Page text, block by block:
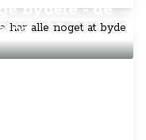
bydele - de
på